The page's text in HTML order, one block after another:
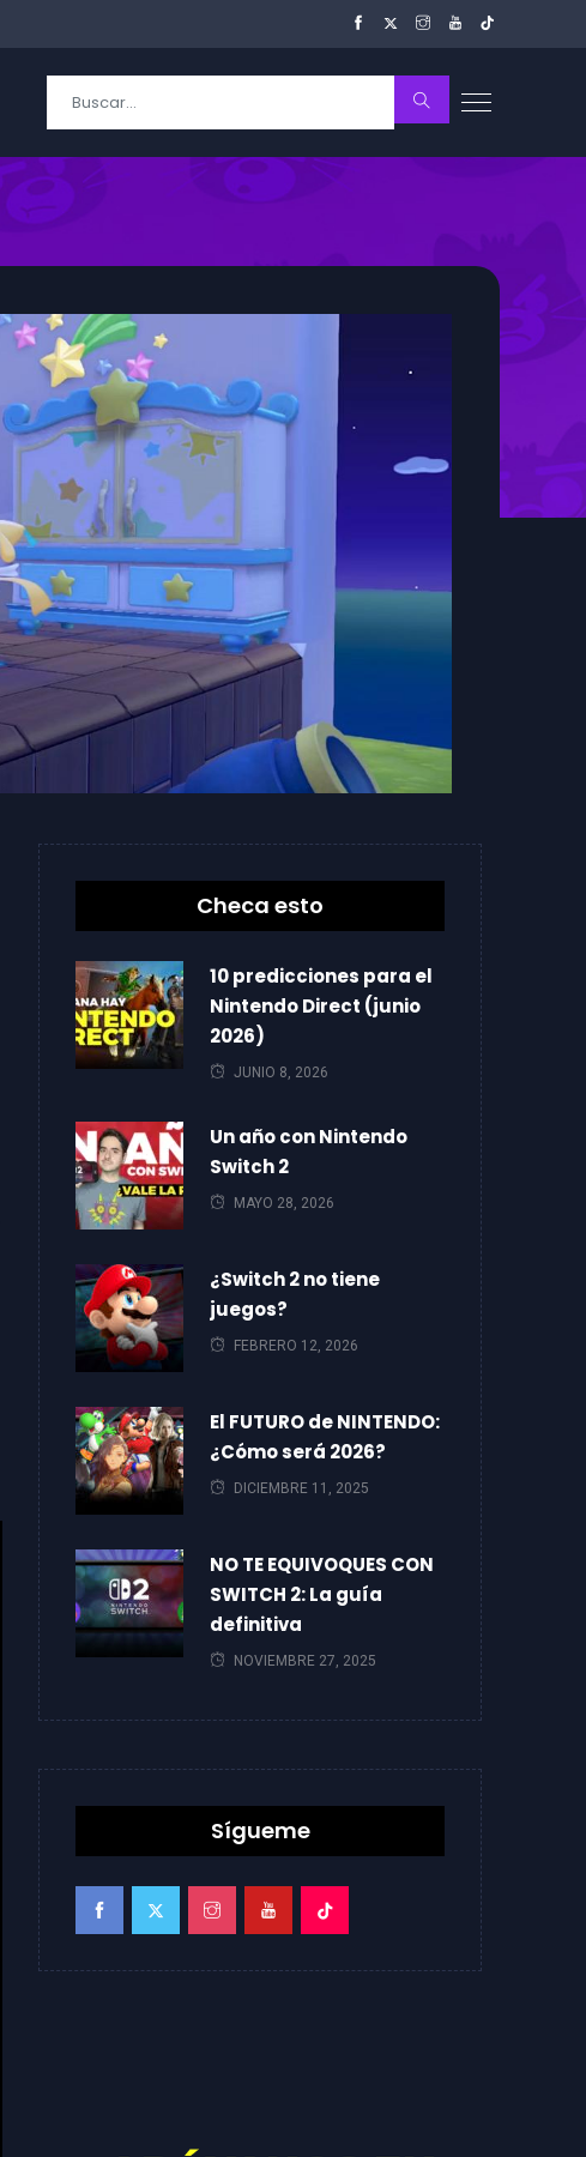
Checa esto
10 predicciones para el
Nintendo Direct (junio
2026)
JUNIO 8, 2026
Un año con Nintendo
Switch 2
MAYO 28, 2026
¿Switch 2 no tiene
juegos?
FEBRERO 12, 2026
El FUTURO de NINTENDO:
¿Cómo será 2026?
DICIEMBRE 11, 2025
NO TE EQUIVOQUES CON
SWITCH 2: La guía
definitiva
NOVIEMBRE 27, 2025
Sígueme